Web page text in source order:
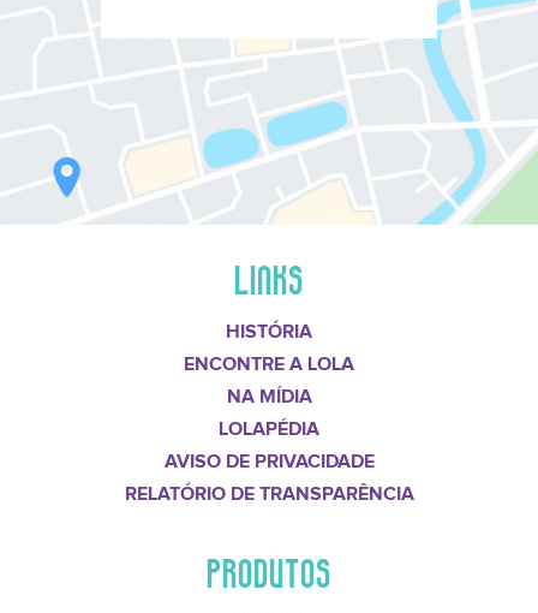
LINKS
HISTÓRIA
ENCONTRE A LOLA
NA MÍDIA
LOLAPÉDIA
AVISO DE PRIVACIDADE
RELATÓRIO DE TRANSPARÊNCIA
PRODUTOS